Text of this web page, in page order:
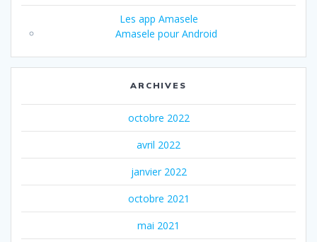
Les app Amasele
Amasele pour Android
ARCHIVES
octobre 2022
avril 2022
janvier 2022
octobre 2021
mai 2021